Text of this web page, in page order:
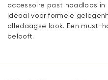
accessoire past naadloos in
Ideaal voor formele
alledaagse look. Een must-
belooft.